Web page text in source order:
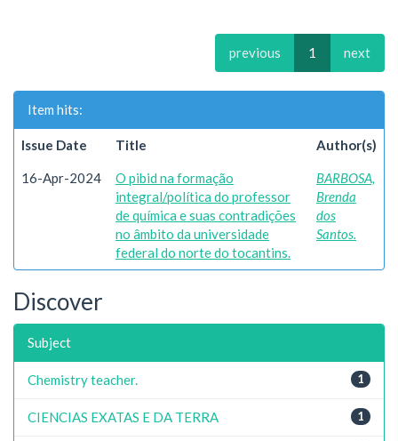
previous 1 next
Item hits:
Issue Date Title Author(s)
16-Apr-2024
O pibid na formação
integral/política do professor
de química e suas contradições
no âmbito da universidade
federal do norte do tocantins.
BARBOSA,
Brenda
dos
Santos.
Discover
Subject
1
Chemistry teacher.
1
CIENCIAS EXATAS E DA TERRA